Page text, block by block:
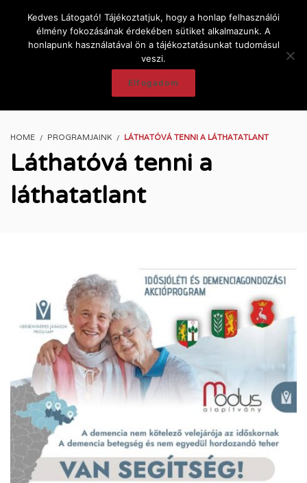
HOME PROGRAMJAINK LÁTHATÓVÁ TENNI A LÁTHATATLANT
Láthatóvá tenni a
láthatatlant
Kedves Látogató! Tájékoztatjuk, hogy a honlap felhasználói
élmény fokozásának érdekében sütiket alkalmazunk. A
honlapunk használatával ön a tájékoztatásunkat tudomásul
veszi.
Elfogadom